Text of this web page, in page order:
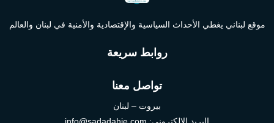
موقع لبناني يغطي الأحداث السياسية والإقتصادية والأمنية في لبنان والعالم
روابط سريعة
تواصل معنا
بيروت – لبنان